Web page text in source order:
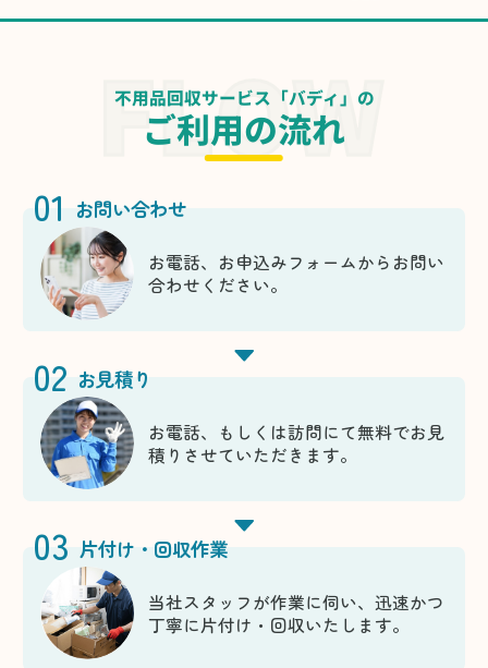
不用品回収サービス「バディ」の
ご利用の流れ
01 お問い合わせ
お電話、お申込みフォームからお問い
合わせください。
02 お見積り
お電話、もしくは訪問にて無料でお見
積りさせていただきます。
03 片付け・回収作業
当社スタッフが作業に伺い、迅速かつ
丁寧に片付け・回収いたします。